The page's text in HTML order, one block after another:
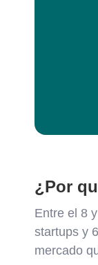
¿Por
Entre el 8
startups y
mercado